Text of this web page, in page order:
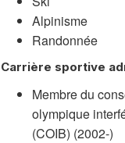
Alpinisme
Randonnée
Carrière sportive
Membre du
olympique
(COIB) (2002-)